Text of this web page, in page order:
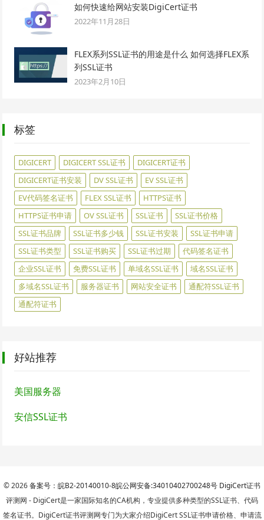
如何快速给网站安装DigiCert证书
2022年11月28日
FLEX系列SSL证书的用途是什么 如何选择FLEX系
列SSL证书
2023年2月10日
标签
DIGICERT DIGICERT SSL证书
DIGICERT证书
DIGICERT证书安装
DV SSL证书
EV SSL证书
EV代码签名证书
FLEX SSL证书
HTTPS证书
HTTPS证书申请
OV SSL证书 SSL证书
SSL证书价格
SSL证书品牌
SSL证书多少钱 SSL证书安装
SSL证书申请
SSL证书类型
SSL证书购买 SSL证书过期
代码签名证书
企业SSL证书
免费SSL证书 单域名SSL证书
域名SSL证书
多域名SSL证书
服务器证书 网站安全证书
通配符SSL证书
通配符证书
好站推荐
美国服务器
安信SSL证书
© 2026备案号：皖B2-20140010-8皖公网安备:34010402700248号 DigiCert证书
评测网 - DigiCert是一家国际知名的CA机构，专业提供多种类型的SSL证书、代码
签名证书。DigiCert证书评测网专门为大家介绍DigiCert SSL证书申请价格、申请流